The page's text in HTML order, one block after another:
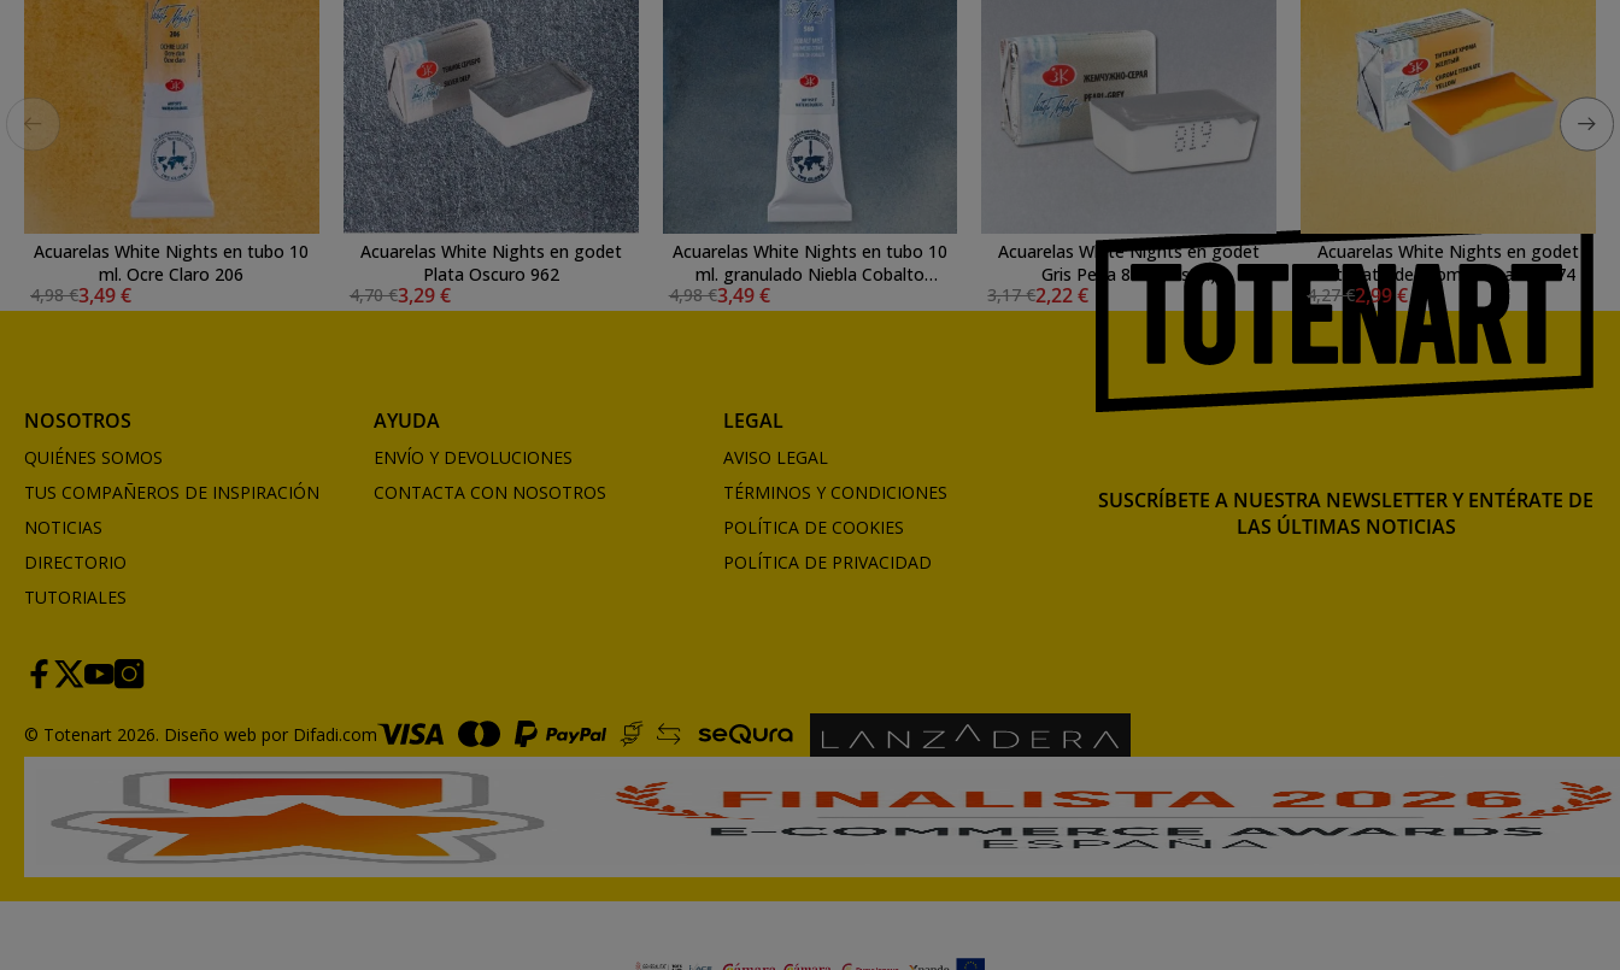
Acuarelas White Nights en tubo 10
ml. Ocre Claro 206
4,98 €3,49 €
Acuarelas White Nights en godet
Plata Oscuro 962
4,70 €3,29 €
Acuarelas White Nights en tubo 10
ml. granulado Niebla Cobalto
(Cobalt Mist) 560
4,98 €3,49 €
Acuarelas White Nights en godet
Gris Perla 819 (Pastel)
3,17 €2,22 €
Acuarelas White Nights en godet
Titanato de Cromo Amarillo 274
4,27 €2,99 €
NOSOTROS
QUIÉNES SOMOS
TUS COMPAÑEROS DE INSPIRACIÓN
NOTICIAS
DIRECTORIO
TUTORIALES
AYUDA
ENVÍO Y DEVOLUCIONES
CONTACTA CON NOSOTROS
LEGAL
AVISO LEGAL
TÉRMINOS Y CONDICIONES
POLÍTICA DE COOKIES
POLÍTICA DE PRIVACIDAD
SUSCRÍBETE A NUESTRA NEWSLETTER Y ENTÉRATE DE
LAS ÚLTIMAS NOTICIAS
© Totenart 2026. Diseño web por Difadi.com